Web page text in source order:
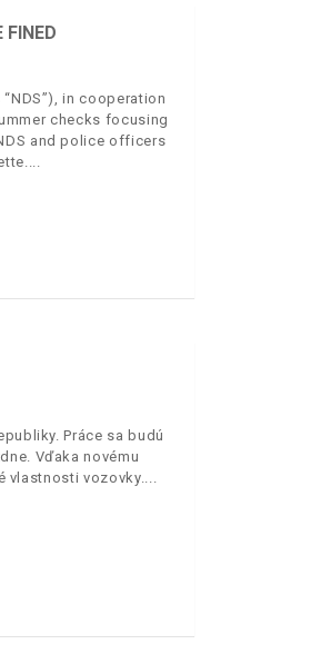
FINED
in cooperation
checks focusing
and police officers
Práce sa budú
Vďaka novému
vlastnosti vozovky.